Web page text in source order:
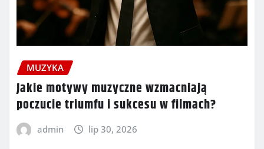
MUZYKA
Jakie motywy muzyczne wzmacniają
poczucie triumfu i sukcesu w filmach?
admin lip 30, 2026